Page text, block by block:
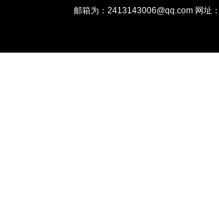
邮箱为：2413143006@qq.com 网址